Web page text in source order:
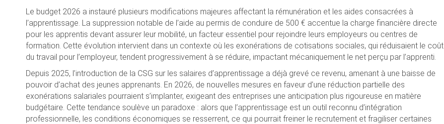
Le budget 2026 a instauré plusieurs modifications majeures affectant la rémunération et les aides consacrées à
l’apprentissage. La suppression notable de l’aide au permis de conduire de 500 € accentue la charge financière directe
pour les apprentis devant assurer leur mobilité, un facteur essentiel pour rejoindre leurs employeurs ou centres de
formation. Cette évolution intervient dans un contexte où les exonérations de cotisations sociales, qui réduisaient le coût
du travail pour l’employeur, tendent progressivement à se réduire, impactant mécaniquement le net perçu par l’apprenti.
Depuis 2025, l’introduction de la CSG sur les salaires d’apprentissage a déjà grevé ce revenu, amenant à une baisse de
pouvoir d’achat des jeunes apprenants. En 2026, de nouvelles mesures en faveur d’une réduction partielle des
exonérations salariales pourraient s’implanter, exigeant des entreprises une anticipation plus rigoureuse en matière
budgétaire. Cette tendance soulève un paradoxe : alors que l’apprentissage est un outil reconnu d’intégration
professionnelle, les conditions économiques se resserrent, ce qui pourrait freiner le recrutement et fragiliser certaines